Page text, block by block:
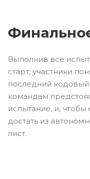
Выполнив все
старт, участники
последний кодовый
командам
испытание, и,
достать из
лист.